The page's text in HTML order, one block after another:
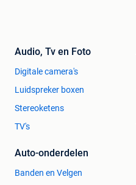
Audio, Tv en Foto
Digitale camera's
Luidspreker boxen
Stereoketens
TV's
Auto-onderdelen
Banden en Velgen